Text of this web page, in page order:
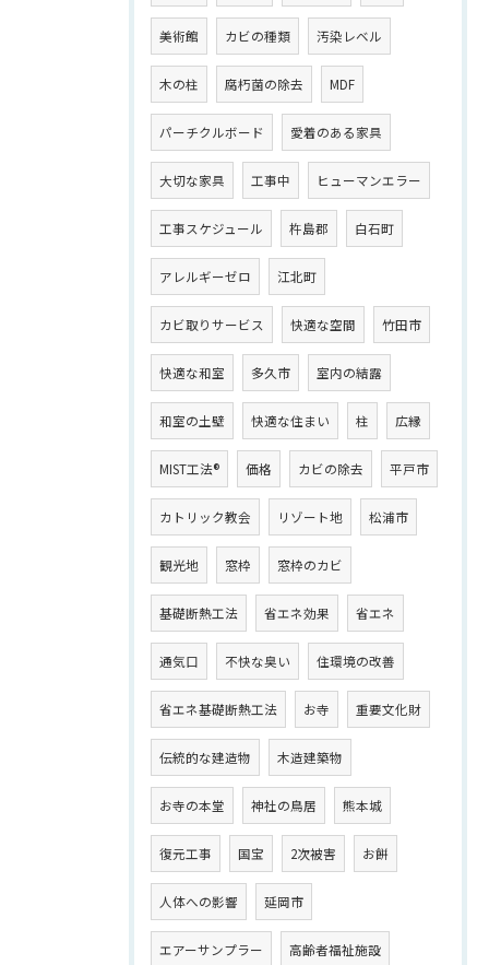
美術館 カビの種類 汚染レベル
木の柱 腐朽菌の除去 MDF
パーチクルボード 愛着のある家具
大切な家具 工事中 ヒューマンエラー
工事スケジュール 杵島郡 白石町
アレルギーゼロ 江北町
カビ取りサービス 快適な空間 竹田市
快適な和室 多久市 室内の結露
和室の土壁 快適な住まい 柱 広縁
MIST工法® 価格 カビの除去 平戸市
カトリック教会 リゾート地 松浦市
観光地 窓枠 窓枠のカビ
基礎断熱工法 省エネ効果 省エネ
通気口 不快な臭い 住環境の改善
省エネ基礎断熱工法 お寺 重要文化財
伝統的な建造物 木造建築物
お寺の本堂 神社の鳥居 熊本城
復元工事 国宝 2次被害 お餅
人体への影響 延岡市
エアーサンプラー 高齢者福祉施設